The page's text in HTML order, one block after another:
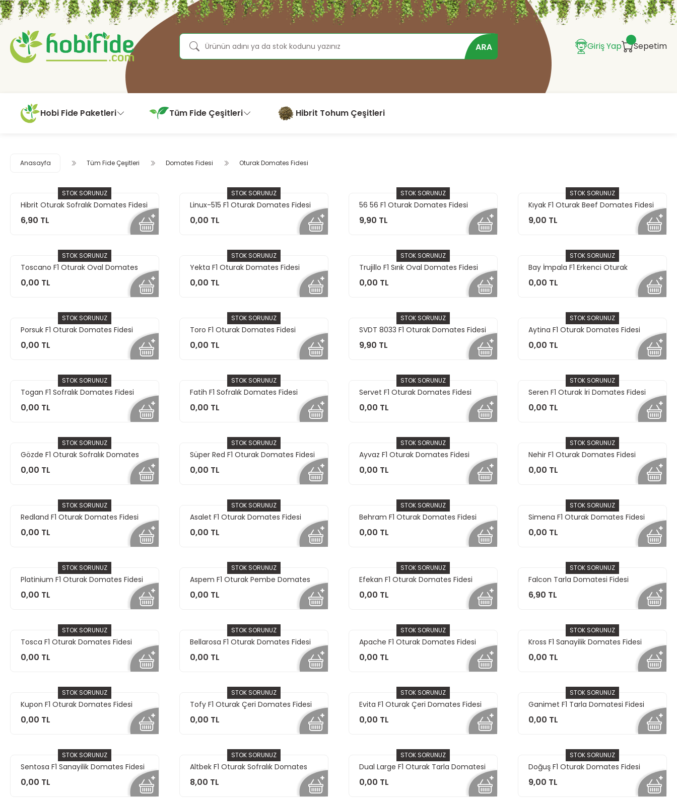
Giriş Yap Sepetim
Hobi Fide Paketleri Tüm Fide Çeşitleri Hibrit Tohum Çeşitleri
Anasayfa Tüm Fide Çeşitleri Domates Fidesi Oturak Domates Fidesi
STOK SORUNUZ
Hibrit Oturak Sofralık Domates Fidesi
6,90 TL
STOK SORUNUZ
Linux-515 F1 Oturak Domates Fidesi
0,00 TL
STOK SORUNUZ
56 56 F1 Oturak Domates Fidesi
9,90 TL
STOK SORUNUZ
Kıyak F1 Oturak Beef Domates Fidesi
9,00 TL
STOK SORUNUZ
Toscano F1 Oturak Oval Domates
Fidesi
0,00 TL
STOK SORUNUZ
Yekta F1 Oturak Domates Fidesi
0,00 TL
STOK SORUNUZ
Trujillo F1 Sırık Oval Domates Fidesi
0,00 TL
STOK SORUNUZ
Bay İmpala F1 Erkenci Oturak
Domates Fidesi
0,00 TL
STOK SORUNUZ
Porsuk F1 Oturak Domates Fidesi
0,00 TL
STOK SORUNUZ
Toro F1 Oturak Domates Fidesi
0,00 TL
STOK SORUNUZ
SVDT 8033 F1 Oturak Domates Fidesi
9,90 TL
STOK SORUNUZ
Aytina F1 Oturak Domates Fidesi
0,00 TL
STOK SORUNUZ
Togan F1 Sofralık Domates Fidesi
0,00 TL
STOK SORUNUZ
Fatih F1 Sofralık Domates Fidesi
0,00 TL
STOK SORUNUZ
Servet F1 Oturak Domates Fidesi
0,00 TL
STOK SORUNUZ
Seren F1 Oturak İri Domates Fidesi
0,00 TL
STOK SORUNUZ
Gözde F1 Oturak Sofralık Domates
Fidesi
0,00 TL
STOK SORUNUZ
Süper Red F1 Oturak Domates Fidesi
0,00 TL
STOK SORUNUZ
Ayvaz F1 Oturak Domates Fidesi
0,00 TL
STOK SORUNUZ
Nehir F1 Oturak Domates Fidesi
0,00 TL
STOK SORUNUZ
Redland F1 Oturak Domates Fidesi
0,00 TL
STOK SORUNUZ
Asalet F1 Oturak Domates Fidesi
0,00 TL
STOK SORUNUZ
Behram F1 Oturak Domates Fidesi
0,00 TL
STOK SORUNUZ
Simena F1 Oturak Domates Fidesi
0,00 TL
STOK SORUNUZ
Platinium F1 Oturak Domates Fidesi
0,00 TL
STOK SORUNUZ
Aspem F1 Oturak Pembe Domates
Fidesi
0,00 TL
STOK SORUNUZ
Efekan F1 Oturak Domates Fidesi
0,00 TL
STOK SORUNUZ
Falcon Tarla Domatesi Fidesi
6,90 TL
STOK SORUNUZ
Tosca F1 Oturak Domates Fidesi
0,00 TL
STOK SORUNUZ
Bellarosa F1 Oturak Domates Fidesi
0,00 TL
STOK SORUNUZ
Apache F1 Oturak Domates Fidesi
0,00 TL
STOK SORUNUZ
Kross F1 Sanayilik Domates Fidesi
0,00 TL
STOK SORUNUZ
Kupon F1 Oturak Domates Fidesi
0,00 TL
STOK SORUNUZ
Tofy F1 Oturak Çeri Domates Fidesi
0,00 TL
STOK SORUNUZ
Evita F1 Oturak Çeri Domates Fidesi
0,00 TL
STOK SORUNUZ
Ganimet F1 Tarla Domatesi Fidesi
0,00 TL
STOK SORUNUZ
Sentosa F1 Sanayilik Domates Fidesi
0,00 TL
STOK SORUNUZ
Altbek F1 Oturak Sofralık Domates
Fidesi
8,00 TL
STOK SORUNUZ
Dual Large F1 Oturak Tarla Domatesi
Fidesi
0,00 TL
STOK SORUNUZ
Doğuş F1 Oturak Domates Fidesi
9,00 TL